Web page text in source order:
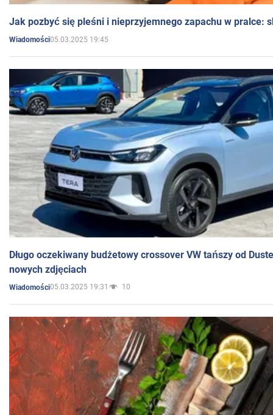
Jak pozbyć się pleśni i nieprzyjemnego zapachu w pralce:
Wiadomości05.03.2025 19:45
Długo oczekiwany budżetowy crossover VW tańszy od
nowych zdjęciach
Wiadomości05.03.2025 19:31 10